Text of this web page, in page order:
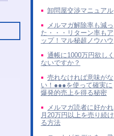
卸問屋交渉マニュアル
メルマガ解除率も減っ
た・・・リターン率もア
ップ！マル秘超ノウハウ
通帳に1000万円欲しく
ないですか？
売れなければ意味がな
い！●●●を使って確実に
爆発的売上を得る秘密
メルマガ読者に好かれ
月20万円以上を売り続け
る方法